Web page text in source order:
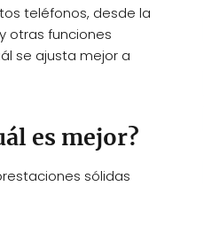
teléfonos, desde la
otras funciones
se ajusta mejor a
es mejor?
sólidas